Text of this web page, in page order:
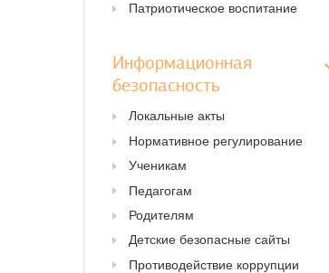
Патриотическое воспитание
Информационная
безопасность
Локальные акты
Нормативное регулирование
Ученикам
Педагогам
Родителям
Детские безопасные сайты
Противодействие коррупции